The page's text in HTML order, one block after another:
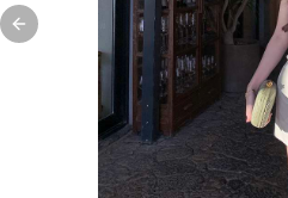
Previous slide